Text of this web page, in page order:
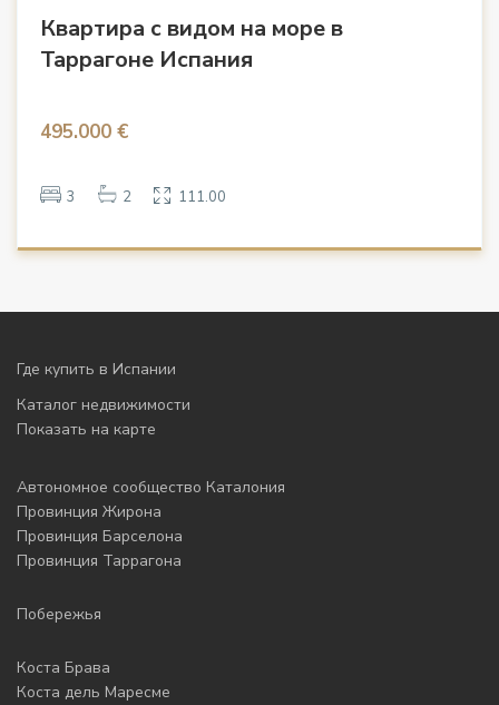
Квартира с видом на море в
Таррагоне Испания
495.000 €
3 2 111.00
Где купить в Испании
Каталог недвижимости
Показать на карте
Автономное сообщество Каталония
Провинция Жирона
Провинция Барселона
Провинция Таррагона
Побережья
Коста Брава
Коста дель Маресме